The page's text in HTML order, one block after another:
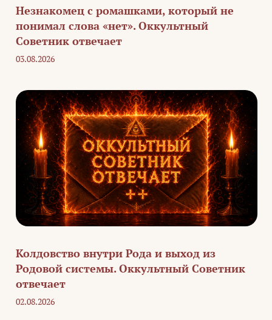
Незнакомец с ромашками, который не
понимал слова «нет». Оккультный
Советник отвечает
03.08.2026
Колдовство внутри Рода и выход из
Родовой системы. Оккультный Советник
отвечает
02.08.2026